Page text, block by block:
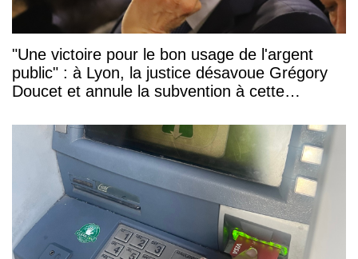
"Une victoire pour le bon usage de l'argent
public" : à Lyon, la justice désavoue Grégory
Doucet et annule la subvention à cette